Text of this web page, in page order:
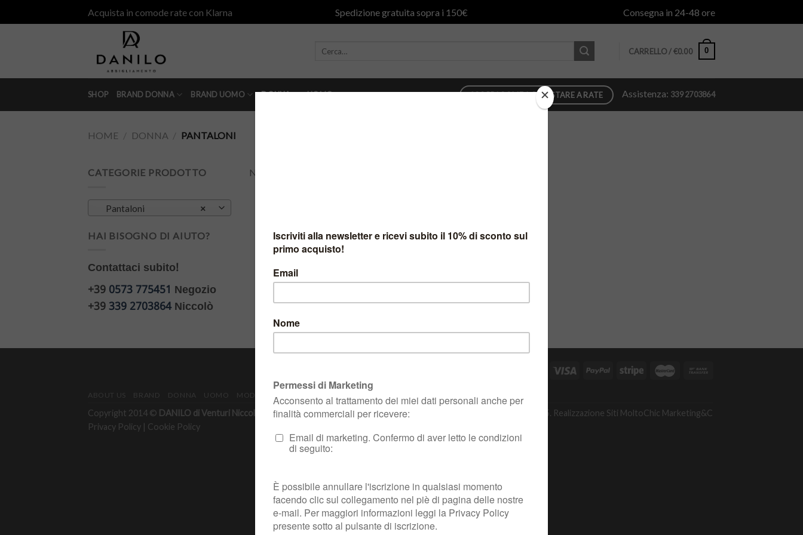
to
Acquista in comode rate con Klarna Spedizione gratuita sopra i 150€ Consegna in 24-48 ore
CARRELLO /€0.00 0
SHOP BRAND DONNA BRAND UOMO DONNA UOMO SCOPRI COME ACQUISTARE A RATE Assistenza: 339 2703864
HOME / DONNA / PANTALONI
CATEGORIE PRODOTTO
×
Pantaloni
HAI BISOGNO DI AIUTO?
Contattaci subito!
+390573 775451 Negozio
+39339 2703864Niccolò
Non è stato trovato nessun prodotto che corrisponde alla tua selezione.
ABOUT US BRAND DONNA UOMO MODULO DI RECESSO
Copyright 2014 © DANILO di Venturi Niccolò & c. S.A.S. | P.zza Risorgimento, 29, Quarrata (PT) | P.IVA e CF 01401410475. Realizzazione Siti MoltoChic Marketing&C
Privacy Policy
Cookie Policy